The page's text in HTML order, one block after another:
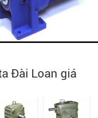
Đài Loan giá